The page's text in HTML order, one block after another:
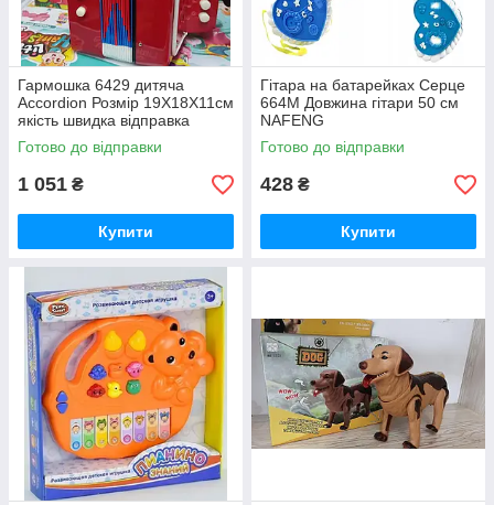
Гармошка 6429 дитяча
Accordion Розмір 19Х18Х11см
якість швидка відправка
Готово до відправки
1 051 ₴
Купити
Гітара на батарейках Серце
664M Довжина гітари 50 см
NAFENG
Готово до відправки
428 ₴
Купити